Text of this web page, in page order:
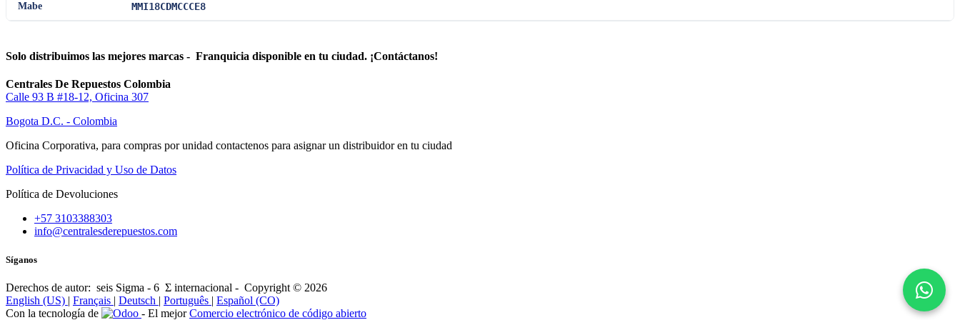
Mabe MMI18CDMCCCE8
Solo distribuimos las mejores marcas - Franquicia disponible en tu ciudad. ¡Contáctanos!
Centrales De Repuestos Colombia
Calle 93 B #18-12, Oficina 307
Bogota D.C. - Colombia
Oficina Corporativa, para compras por unidad contactenos para asignar un distribuidor en tu ciudad
Política de Privacidad y Uso de Datos
Política de Devoluciones
+57 3103388303
info@centralesderepuestos.com
Síganos
Derechos de autor: seis Sigma - 6 Σ internacional - Copyright © 2026
English (US) | Français | Deutsch | Português | Español (CO)
Con la tecnología de
- El mejorComercio electrónico de código abierto